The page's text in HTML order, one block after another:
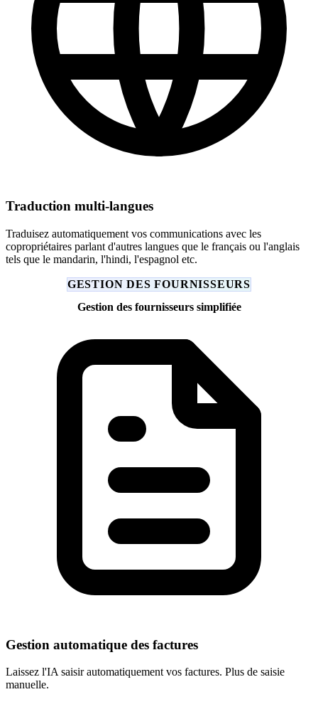
Traduction multi-langues
Traduisez automatiquement vos communications avec les
copropriétaires parlant d'autres langues que le français ou l'anglais
tels que le mandarin, l'hindi, l'espagnol etc.
GESTION DES FOURNISSEURS
Gestion des fournisseurs simplifiée
Gestion automatique des factures
Laissez l'IA saisir automatiquement vos factures. Plus de saisie
manuelle.